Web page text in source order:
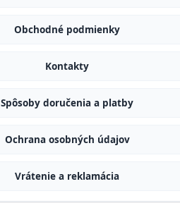
Obchodné podmienky
Kontakty
Spôsoby doručenia a platby
Ochrana osobných údajov
Vrátenie a reklamácia